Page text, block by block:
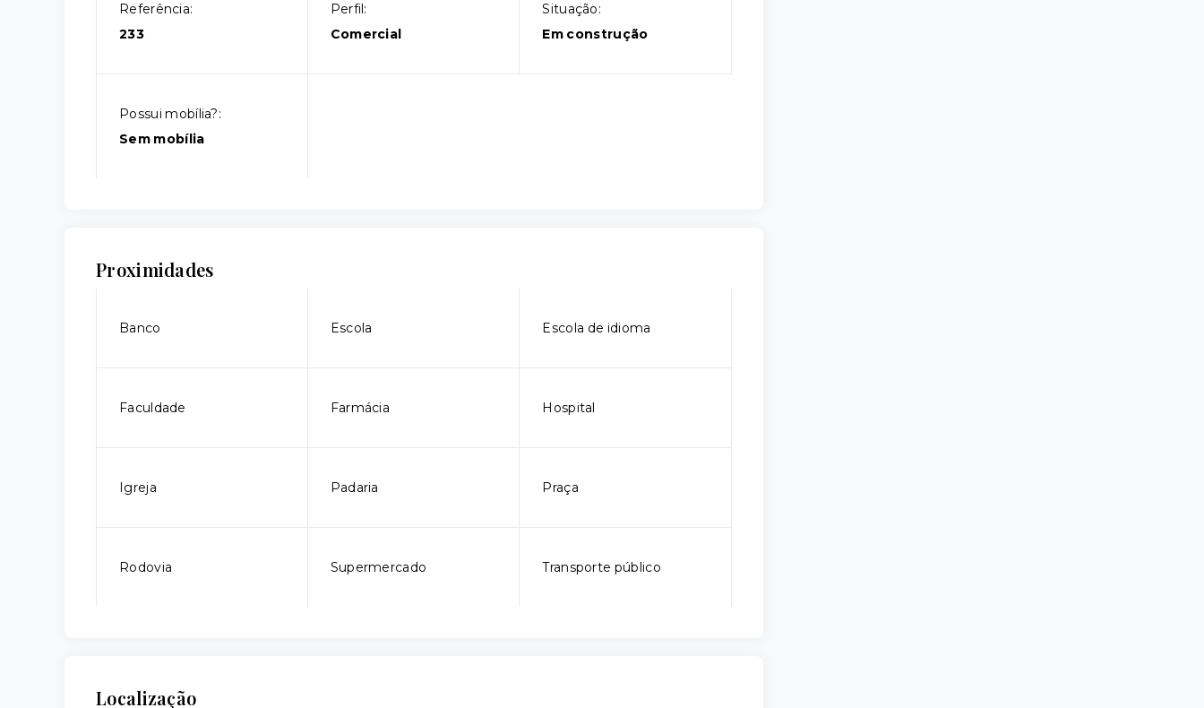
Referência:
233
Perfil:
Comercial
Situação:
Em construção
Possui mobília?:
Sem mobília
Proximidades
Banco Escola Escola de idioma
Faculdade Farmácia Hospital
Igreja Padaria Praça
Rodovia Supermercado Transporte público
Localização